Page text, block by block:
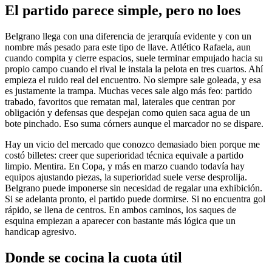
El partido parece simple, pero no loes
Belgrano llega con una diferencia de jerarquía evidente y con un
nombre más pesado para este tipo de llave. Atlético Rafaela, aun
cuando compita y cierre espacios, suele terminar empujado hacia su
propio campo cuando el rival le instala la pelota en tres cuartos. Ahí
empieza el ruido real del encuentro. No siempre sale goleada, y esa
es justamente la trampa. Muchas veces sale algo más feo: partido
trabado, favoritos que rematan mal, laterales que centran por
obligación y defensas que despejan como quien saca agua de un
bote pinchado. Eso suma córners aunque el marcador no se dispare.
Hay un vicio del mercado que conozco demasiado bien porque me
costó billetes: creer que superioridad técnica equivale a partido
limpio. Mentira. En Copa, y más en marzo cuando todavía hay
equipos ajustando piezas, la superioridad suele verse desprolija.
Belgrano puede imponerse sin necesidad de regalar una exhibición.
Si se adelanta pronto, el partido puede dormirse. Si no encuentra gol
rápido, se llena de centros. En ambos caminos, los saques de
esquina empiezan a aparecer con bastante más lógica que un
handicap agresivo.
Donde se cocina la cuota útil